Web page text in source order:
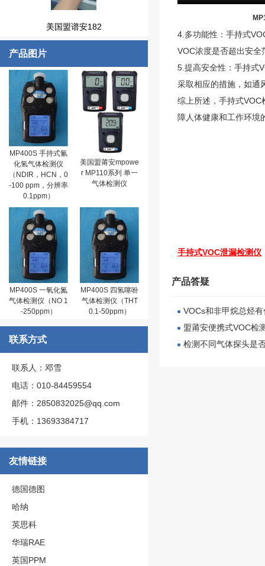
美国盟谱安182
产品图片
MP400S 手持式氰
化氢气体检测仪
（NDIR，HCN，0
-100 ppm，分辨率
0.1ppm）
美国盟莆安mpowe
r MP110系列 单一
气体检测仪
MP400S 一氧化氮
气体检测仪（NO 1
-250ppm）
MP400S 四氢噻吩
气体检测仪（THT
0.1-50ppm）
联系方式
联系人：邓雪
电话：010-84459554
邮件：2850832025@qq.com
手机：13693384717
友情链接
德国德图
哈纳
英思科
华瑞RAE
英国PPM
4.多功能性：手持式
VOC浓度是否超出安全
5.提高安全性：手持式
采取相应的措施，如通
综上所述，手持式VOC
障人体健康和工作环境
手持式VOC泄漏检测仪
产品答疑
VOCs和非甲烷总烃
盟莆安便携式VOC检
检测不同气体探头是